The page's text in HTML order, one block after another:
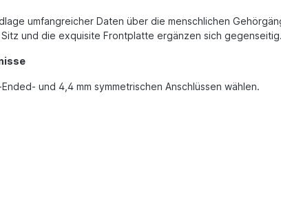
umfangreicher Daten über die menschlichen
und die exquisite Frontplatte ergänzen sich
und 4,4 mm symmetrischen Anschlüssen wählen.